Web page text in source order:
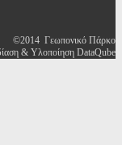
©2014 Γεωπονικό Πάρκο
& Υλοποίηση DataQube